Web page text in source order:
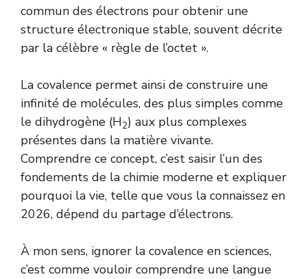
commun des électrons pour obtenir une
structure électronique stable, souvent décrite
par la célèbre « règle de l’octet ».
La covalence permet ainsi de construire une
infinité de molécules, des plus simples comme
le dihydrogène (H2) aux plus complexes
présentes dans la matière vivante.
Comprendre ce concept, c’est saisir l’un des
fondements de la chimie moderne et expliquer
pourquoi la vie, telle que vous la connaissez en
2026, dépend du partage d’électrons.
À mon sens, ignorer la covalence en sciences,
c’est comme vouloir comprendre une langue